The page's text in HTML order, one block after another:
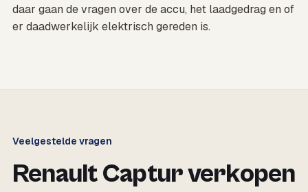
daar gaan de vragen over de accu, het laadgedrag en of
er daadwerkelijk elektrisch gereden is.
Veelgestelde vragen
Renault Captur verkopen